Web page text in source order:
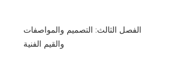
الفصل الثالث: التصميم والمواصفات
والقيم الفنية